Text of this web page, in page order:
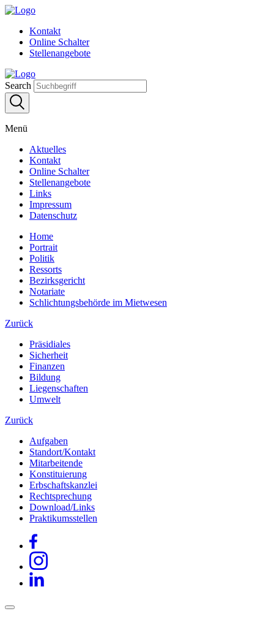
Kontakt
Online Schalter
Stellenangebote
Search
Menü
Aktuelles
Kontakt
Online Schalter
Stellenangebote
Links
Impressum
Datenschutz
Home
Portrait
Politik
Ressorts
Bezirksgericht
Notariate
Schlichtungsbehörde im Mietwesen
Zurück
Präsidiales
Sicherheit
Finanzen
Bildung
Liegenschaften
Umwelt
Zurück
Aufgaben
Standort/Kontakt
Mitarbeitende
Konstituierung
Erbschaftskanzlei
Rechtsprechung
Download/Links
Praktikumsstellen